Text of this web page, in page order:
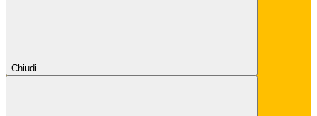
Chiudi